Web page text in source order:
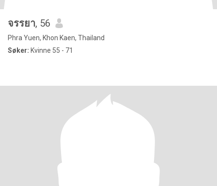
จรรยา, 56
Phra Yuen, Khon Kaen, Thailand
Søker: Kvinne 55 - 71